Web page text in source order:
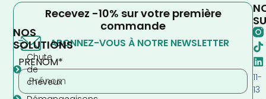
Recevez -10% sur votre première
commande
ABONNEZ-VOUS À NOTRE NEWSLETTER
PRENOM*
NOS
SOLUTIONS
Chute
de
cheveux
11-
13